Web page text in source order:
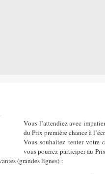
Vous l’attendiez avec
du Prix première chance à
Vous souhaitez tenter votre
vous pourrez participer au
(grandes lignes) :